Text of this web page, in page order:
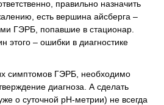
правильно назначить
есть вершина айсберга –
ГЭРБ, попавшие в стационар.
этого – ошибки в диагностике
симптомов ГЭРБ, необходимо
диагноза. А сделать
о суточной рН-метрии) не всегда